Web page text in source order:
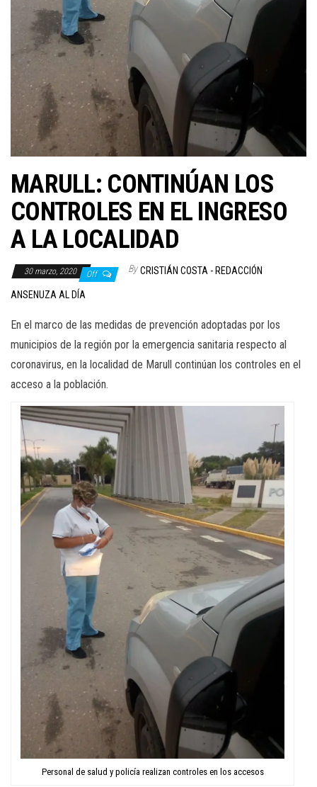
MARULL: CONTINÚAN LOS
CONTROLES EN EL INGRESO
A LA LOCALIDAD
30 marzo, 2020 Off By CRISTIÁN COSTA - REDACCIÓN
ANSENUZA AL DÍA
En el marco de las medidas de prevención adoptadas por los
municipios de la región por la emergencia sanitaria respecto al
coronavirus, en la localidad de Marull continúan los controles en el
acceso a la población.
Personal de salud y policía realizan controles en los accesos